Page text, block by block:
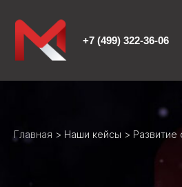
+7 (499) 322-36-06
Главная > Наши кейсы > Развитие